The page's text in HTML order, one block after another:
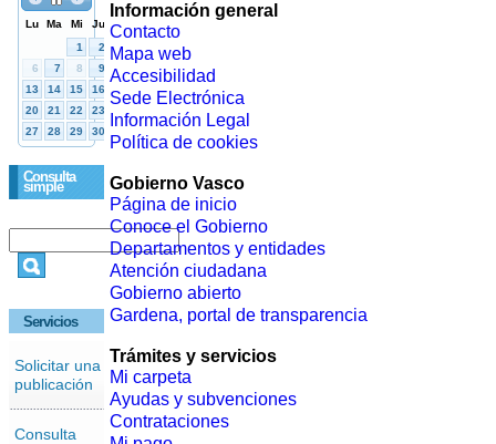
Consulta
simple
Servicios
Solicitar una
publicación
Consulta
Información general
Contacto
Mapa web
Accesibilidad
Sede Electrónica
Información Legal
Política de cookies
Gobierno Vasco
Página de inicio
Conoce el Gobierno
Departamentos y entidades
Atención ciudadana
Gobierno abierto
Gardena, portal de transparencia
Trámites y servicios
Mi carpeta
Ayudas y subvenciones
Contrataciones